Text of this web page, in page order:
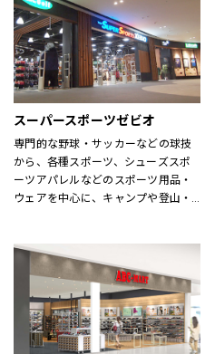
スーパースポーツゼビオ
専門的な野球・サッカーなどの球技
から、各種スポーツ、シューズスポ
ーツアパレルなどのスポーツ用品・
ウェアを中心に、キャンプや登山・
商品を揃えた大型総合スポーツ専門
スポーツナビゲーターを合言葉に、
すべてのスポーツを楽しむ方をサポ
ート！
スポーツに関する悩み事、困り事な